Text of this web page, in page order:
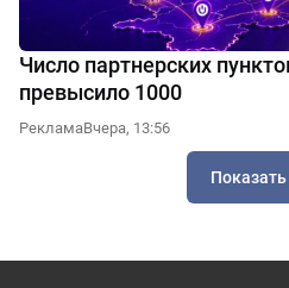
Число партнерских
превысило 1000
РекламаВчера, 13:56